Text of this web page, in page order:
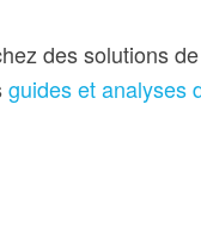
des solutions
guides et analyses